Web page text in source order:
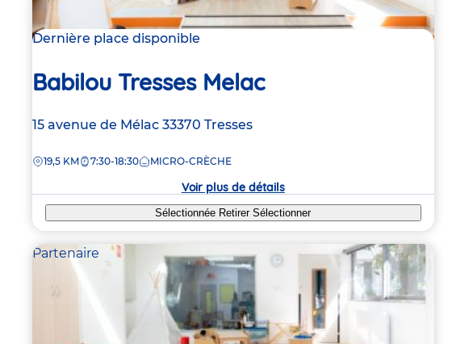
Dernière place disponible
Babilou Tresses Melac
Adresse
la
15 avenue de Mélac 33370 Tresses
DISTANCE
19,5 KM 7:30-18:30 MICRO-CRÈCHE
Voir plus de détails
Sélectionnée RetirerSélectionner
Partenaire